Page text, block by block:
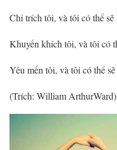
Chỉ trích tôi, và tôi có thể
Khuyến khích tôi, và tôi có
Yêu mến tôi, và tôi có thể
(Trích: William ArthurWard)